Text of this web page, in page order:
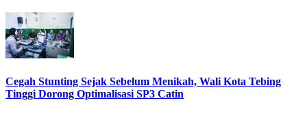
Cegah Stunting Sejak Sebelum Menikah, Wali Kota Tebing
Tinggi Dorong Optimalisasi SP3 Catin